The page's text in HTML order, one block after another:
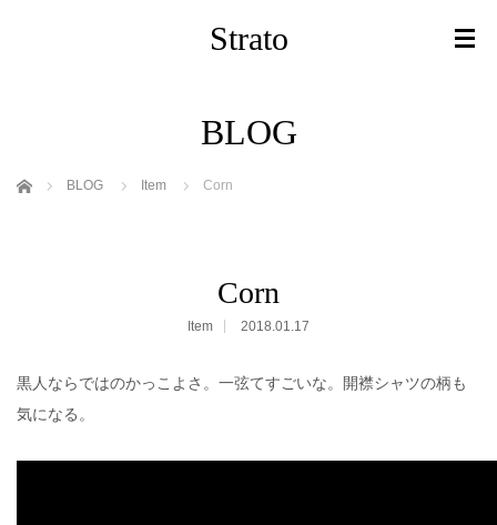
Strato
BLOG
ホーム BLOG Item Corn
Corn
Item 2018.01.17
黒人ならではのかっこよさ。一弦てすごいな。開襟シャツの柄も
気になる。